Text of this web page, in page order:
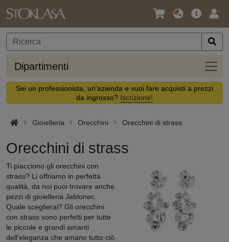
Lingua
Valuta
Offerta
Dipartimenti
Sei un professionista, un'azienda e vuoi fare acquisti a prezzi
da ingrosso? Iscrizione!
Gioielleria Orecchini Orecchini di strass
Orecchini di strass
Ti piacciono gli orecchini con
strass? Li offriamo in perfetta
qualità, da noi puoi trovare anche
pezzi di gioielleria Jablonec.
Quale sceglierai? Gli orecchini
con strass sono perfetti per tutte
le piccole e grandi amanti
dell'eleganza che amano tutto ciò